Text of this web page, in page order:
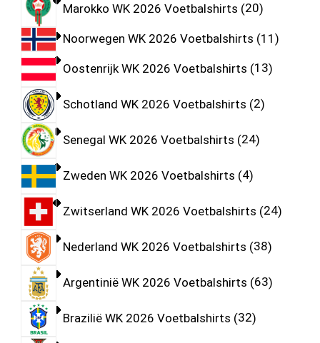
Marokko WK 2026 Voetbalshirts 20
Noorwegen WK 2026 Voetbalshirts 11
Oostenrijk WK 2026 Voetbalshirts 13
Schotland WK 2026 Voetbalshirts 2
Senegal WK 2026 Voetbalshirts 24
Zweden WK 2026 Voetbalshirts 4
Zwitserland WK 2026 Voetbalshirts 24
Nederland WK 2026 Voetbalshirts 38
Argentinië WK 2026 Voetbalshirts 63
Brazilië WK 2026 Voetbalshirts 32